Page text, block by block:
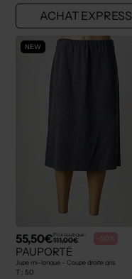
ACHAT EXPRESS
NEW
55,50€Prix boutique :
111,00€ -50%
PAUPORTÉ
Jupe mi-longue - Coupe droite gris
T : 50